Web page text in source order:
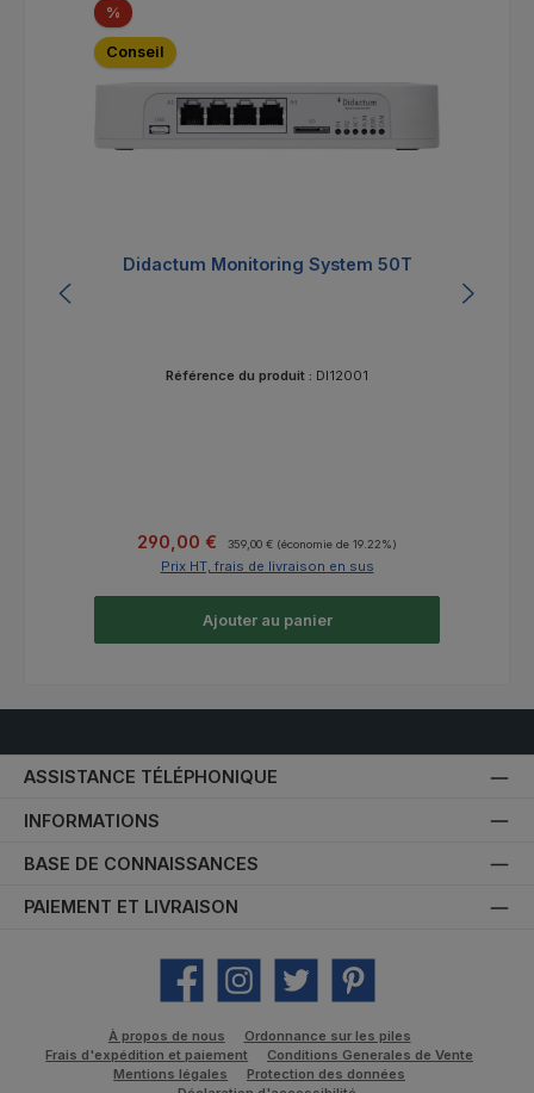
%Réduction
Conseil
Didactum Monitoring System 50T
Référence du produit : DI12001
Prix de vente :
290,00 € Prix régulier :
359,00 € (économie de 19.22%)
Prix HT, frais de livraison en sus
Ajouter au panier
ASSISTANCE TÉLÉPHONIQUE
INFORMATIONS
BASE DE CONNAISSANCES
PAIEMENT ET LIVRAISON
Facebook Instagram Twitter Pinterest
À propos de nous
Ordonnance sur les piles
Frais d'expédition et paiement
Conditions Generales de Vente
Mentions légales
Protection des données